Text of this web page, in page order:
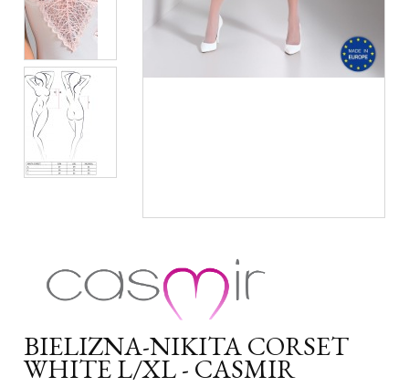
BIELIZNA-NIKITA CORSET
WHITE L/XL - CASMIR